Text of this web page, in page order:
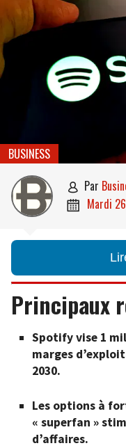
BUSINESS
 par
 mardi
Principaux
Spotify vise 1
marges
2030.
Les options à
« superfan »
d’affaires.